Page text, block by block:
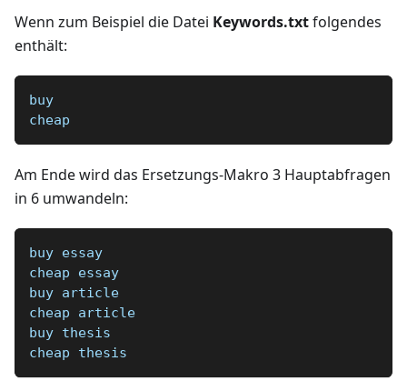
Wenn zum Beispiel die Datei Keywords.txtfolgendes
enthält:
buy
cheap
Am Ende wird das Ersetzungs-Makro 3 Hauptabfragen
in 6 umwandeln:
buy essay
cheap essay
buy article
cheap article
buy thesis
cheap thesis